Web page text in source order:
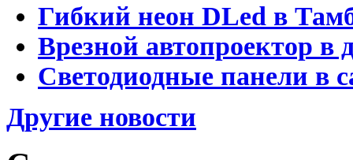
Гибкий неон DLed в
Врезной автопроектор в
Светодиодные панели в
Другие новости